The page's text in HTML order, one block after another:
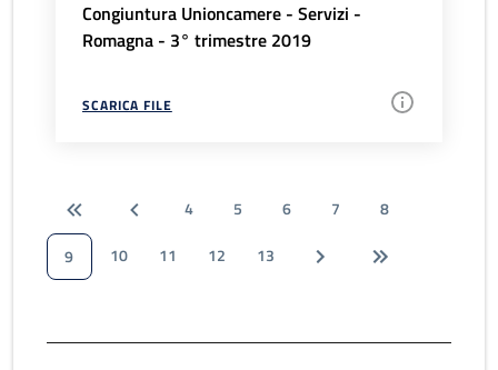
Congiuntura Unioncamere - Servizi -
Romagna - 3° trimestre 2019
SCARICA FILE
4 5 6 7
8
9
10 11 12 13